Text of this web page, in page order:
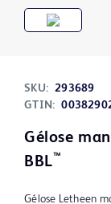
SKU: 293689
GTIN:
Gélose
BBL™
Gélose Letheen